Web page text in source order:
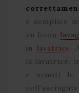
è semplice
un buon
in lavatrice.
la lavatrice,
e scuoti le